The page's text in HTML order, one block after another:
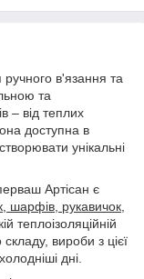
ручного в'язання та
та
– від теплих
доступна в
унікальні
Артісан є
шарфів, рукавичок,
теплоізоляційній
вироби з цієї
дні.